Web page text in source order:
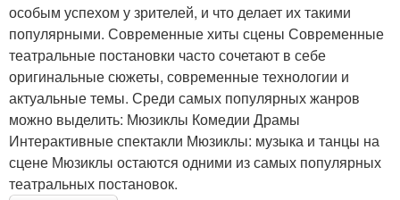
особым успехом у зрителей, и что делает их такими
популярными. Современные хиты сцены Современные
театральные постановки часто сочетают в себе
оригинальные сюжеты, современные технологии и
актуальные темы. Среди самых популярных жанров
можно выделить: Мюзиклы Комедии Драмы
Интерактивные спектакли Мюзиклы: музыка и танцы на
сцене Мюзиклы остаются одними из самых популярных
театральных постановок.